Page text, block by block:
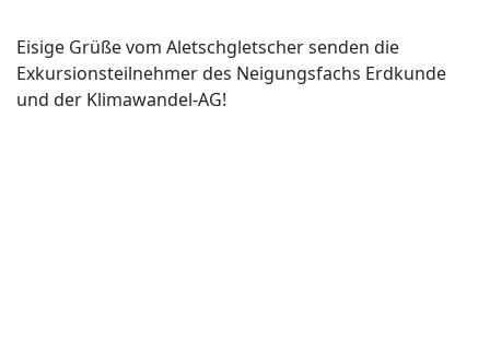
Eisige Grüße vom Aletschgletscher senden die
Exkursionsteilnehmer des Neigungsfachs Erdkunde
und der Klimawandel-AG!